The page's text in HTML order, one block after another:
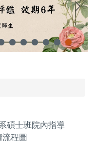
碩士班院內指導
程圖